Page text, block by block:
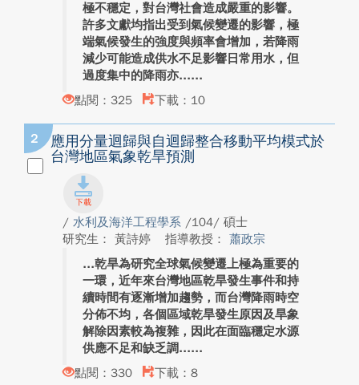
極不穩定，對台灣社會造成嚴重的影響。
許多文獻均指出受到氣候變遷的影響，極
端氣候發生的強度與頻率會增加，若降雨
減少可能造成供水不足影響日常用水，但
過度集中的降雨亦...
點閱：325
下載：10
2
應用分量迴歸與自迴歸整合移動平均模式於
台灣地區氣象乾旱預測
/ 水利及海洋工程學系 /104/ 碩士
研究生： 黃詩婷
指導教授： 蕭政宗
乾旱為研究全球氣候變遷上極為重要的
一環，近年來台灣地區乾旱發生事件和持
續時間有逐漸增加趨勢，而台灣降雨時空
分佈不均，各個區域乾旱發生原因及旱象
解除因素較為複雜，因此在面臨穩定水源
供應不足和缺乏調...
點閱：330
下載：8